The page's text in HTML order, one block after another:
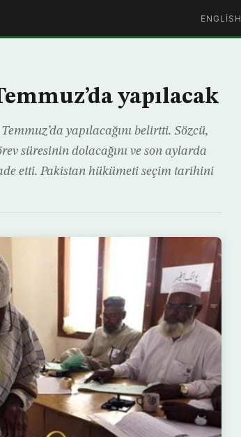
ENGLISH
yapılacak
yapılacağını belirtti. Sözcü,
süresinin dolacağını ve son aylarda
etti. Pakistan hükümeti seçim tarihini